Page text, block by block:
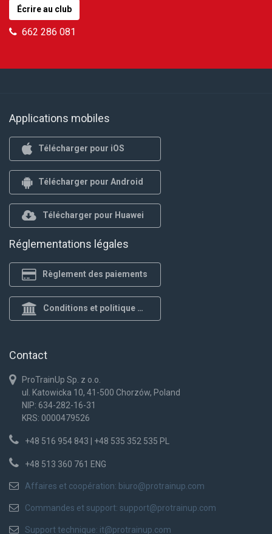
Écrire au club
662 286 081
Applications mobiles
Télécharger pour iOS
Télécharger pour Android
Télécharger pour Huawei
Réglementations légales
Règlement des paiements
Conditions et politique de confidentialité
Contact
ProTrainUp Sp. z o.o.
ul. Katowicka 10, 41-500 Chorzów, Poland
NIP: 634-282-16-31
KRS: 0000479526
+48 516 954 843 | +48 535 352 535 PL
+48 513 360 761 ENG
Affaires et coopération: biuro@protrainup.com
Commandes et support: support@protrainup.com
Support technique: it@protrainup.com